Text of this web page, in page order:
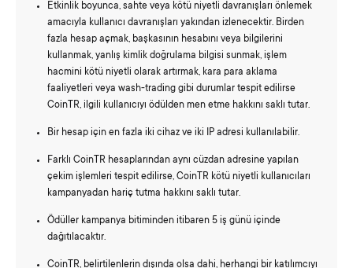
Etkinlik boyunca, sahte veya kötü niyetli davranışları önlemek
amacıyla kullanıcı davranışları yakından izlenecektir. Birden
fazla hesap açmak, başkasının hesabını veya bilgilerini
kullanmak, yanlış kimlik doğrulama bilgisi sunmak, işlem
hacmini kötü niyetli olarak artırmak, kara para aklama
faaliyetleri veya wash-trading gibi durumlar tespit edilirse
CoinTR, ilgili kullanıcıyı ödülden men etme hakkını saklı tutar.
Bir hesap için en fazla iki cihaz ve iki IP adresi kullanılabilir.
Farklı CoinTR hesaplarından aynı cüzdan adresine yapılan
çekim işlemleri tespit edilirse, CoinTR kötü niyetli kullanıcıları
kampanyadan hariç tutma hakkını saklı tutar.
Ödüller kampanya bitiminden itibaren 5 iş günü içinde
dağıtılacaktır.
CoinTR, belirtilenlerin dışında olsa dahi, herhangi bir katılımcıyı